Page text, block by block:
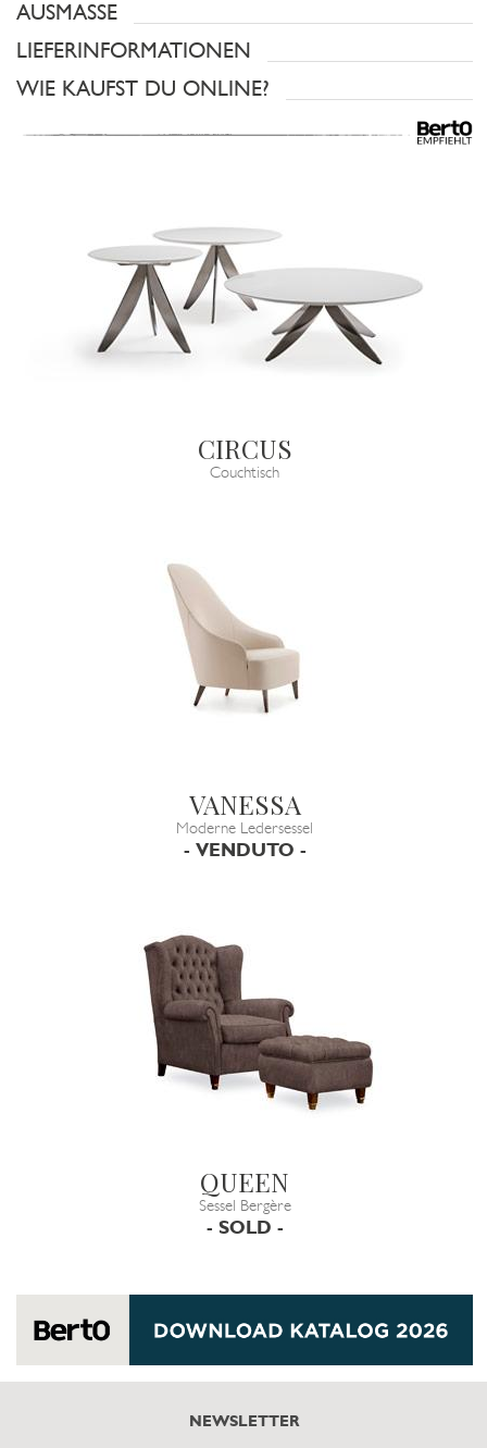
AUSMASSE
LIEFERINFORMATIONEN
WIE KAUFST DU ONLINE?
CIRCUS
Couchtisch
VANESSA
Moderne Ledersessel
- VENDUTO -
QUEEN
Sessel Bergère
- SOLD -
NEWSLETTER